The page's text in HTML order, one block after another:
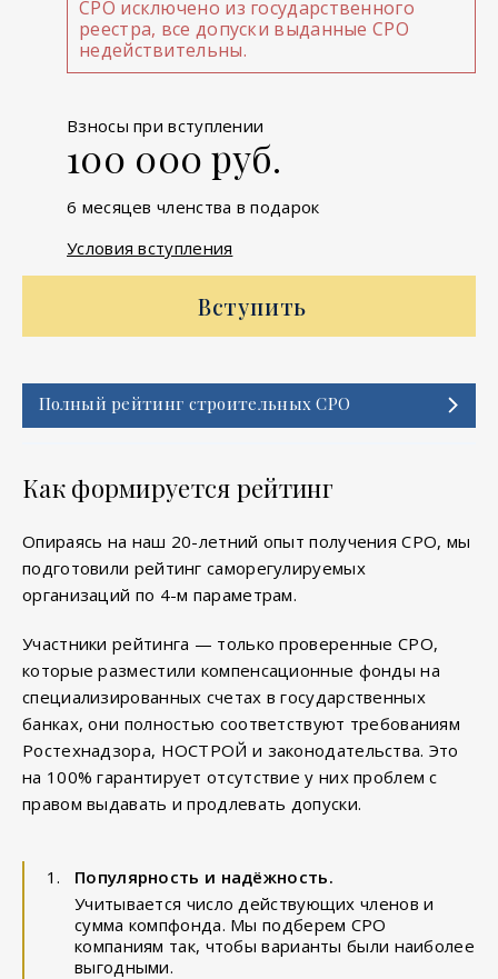
СРО исключено из государственного
реестра, все допуски выданные СРО
недействительны.
Взносы при вступлении
100 000 руб.
6 месяцев членства в подарок
Условия вступления
Вступить
Полный рейтинг строительных СРО
Как формируется рейтинг
Опираясь на наш 20-летний опыт получения СРО, мы
подготовили рейтинг саморегулируемых
организаций по 4-м параметрам.
Участники рейтинга — только проверенные СРО,
которые разместили компенсационные фонды на
специализированных счетах в государственных
банках, они полностью соответствуют требованиям
Ростехнадзора, НОСТРОЙ и законодательства. Это
на 100% гарантирует отсутствие у них проблем с
правом выдавать и продлевать допуски.
Популярность и надёжность.
Учитывается число действующих членов и
сумма компфонда. Мы подберем СРО
компаниям так, чтобы варианты были наиболее
выгодными.